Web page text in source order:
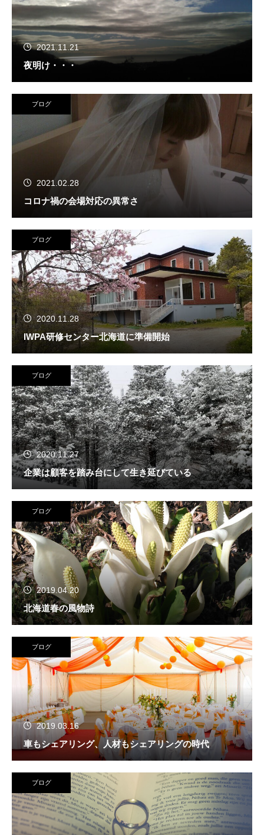
2021.11.21
夜明け・・・
ブログ
2021.02.28
コロナ禍の会場対応の異常さ
ブログ
2020.11.28
IWPA研修センター北海道に準備開始
ブログ
2020.11.27
企業は顧客を踏み台にして生き延びている
ブログ
2019.04.20
北海道春の風物詩
ブログ
2019.03.16
車もシェアリング、人材もシェアリングの時代
ブログ